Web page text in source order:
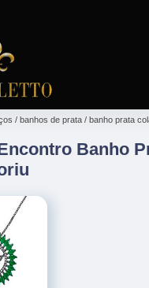
banhos de prata banho prata
Banho